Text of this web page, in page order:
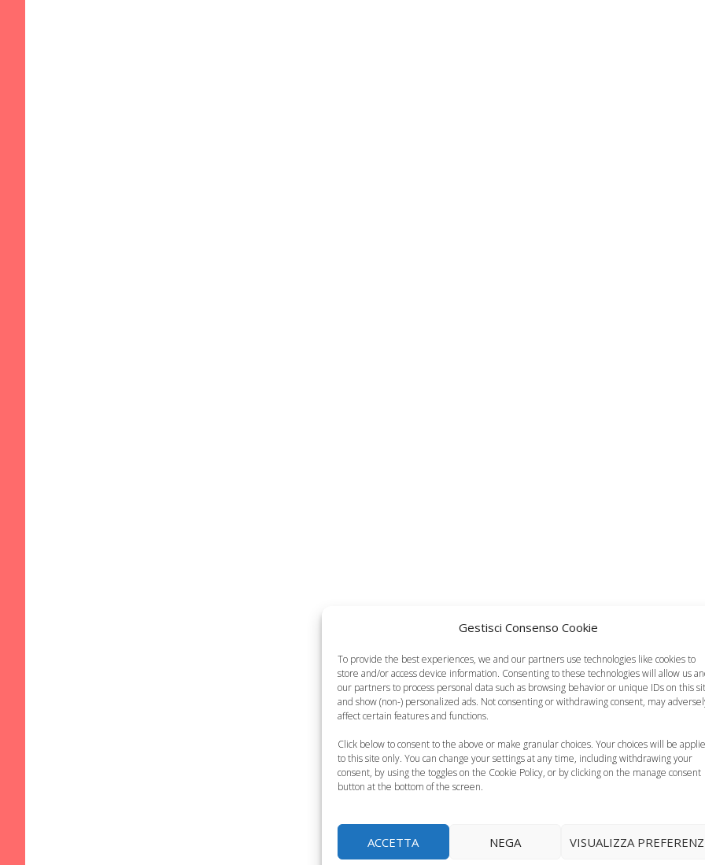
Gestisci Consenso Cookie
To provide the best experiences, we and our partners use technologies like cookies to
store and/or access device information. Consenting to these technologies will allow us
our partners to process personal data such as browsing behavior or unique IDs on this
and show (non-) personalized ads. Not consenting or withdrawing consent, may
affect certain features and functions.
Click below to consent to the above or make granular choices. Your choices will be
to this site only. You can change your settings at any time, including withdrawing your
consent, by using the toggles on the Cookie Policy, or by clicking on the manage consent
button at the bottom of the screen.
ACCETTA NEGA VISUALIZZA